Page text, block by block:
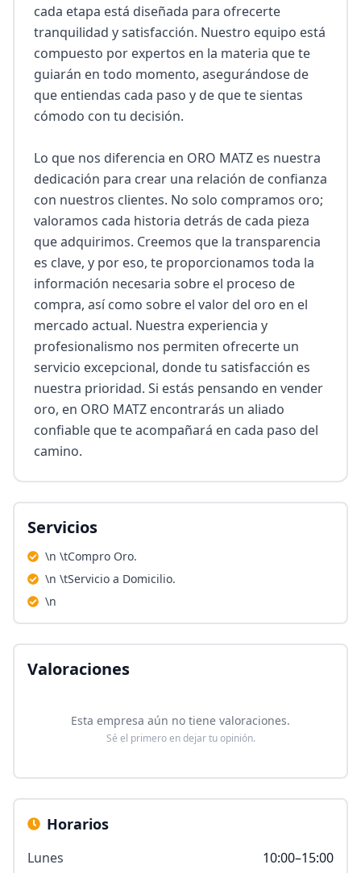
cada etapa está diseñada para ofrecerte
tranquilidad y satisfacción. Nuestro equipo está
compuesto por expertos en la materia que te
guiarán en todo momento, asegurándose de
que entiendas cada paso y de que te sientas
cómodo con tu decisión.
Lo que nos diferencia en ORO MATZ es nuestra
dedicación para crear una relación de confianza
con nuestros clientes. No solo compramos oro;
valoramos cada historia detrás de cada pieza
que adquirimos. Creemos que la transparencia
es clave, y por eso, te proporcionamos toda la
información necesaria sobre el proceso de
compra, así como sobre el valor del oro en el
mercado actual. Nuestra experiencia y
profesionalismo nos permiten ofrecerte un
servicio excepcional, donde tu satisfacción es
nuestra prioridad. Si estás pensando en vender
oro, en ORO MATZ encontrarás un aliado
confiable que te acompañará en cada paso del
camino.
Servicios
\n \tCompro Oro.
\n \tServicio a Domicilio.
\n
Valoraciones
Esta empresa aún no tiene valoraciones.
Sé el primero en dejar tu opinión.
Horarios
Lunes
10:00–15:00